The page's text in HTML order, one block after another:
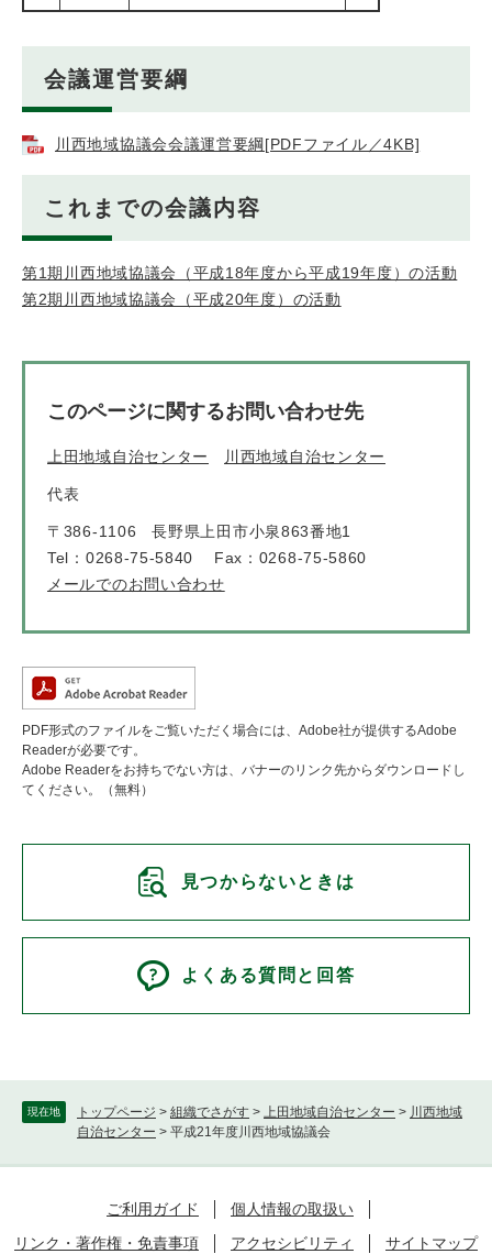
現在地 トップページ > 組織でさがす > 上田地域自治センター > 川西地域
自治センター > 平成21年度川西地域協議会
会議運営要綱
川西地域協議会会議運営要綱[PDFファイル／4KB]
これまでの会議内容
第1期川西地域協議会（平成18年度から平成19年度）の活動
第2期川西地域協議会（平成20年度）の活動
このページに関するお問い合わせ先
上田地域自治センター 川西地域自治センター
代表
〒386-1106
長野県上田市小泉863番地1
Tel：0268-75-5840
Fax：0268-75-5860
メールでのお問い合わせ
PDF形式のファイルをご覧いただく場合には、Adobe社が提供するAdobe
Readerが必要です。
Adobe Readerをお持ちでない方は、バナーのリンク先からダウンロードし
てください。（無料）
見つからないときは
よくある質問と回答
ご利用ガイド
個人情報の取扱い
リンク・著作権・免責事項
アクセシビリティ サイトマップ